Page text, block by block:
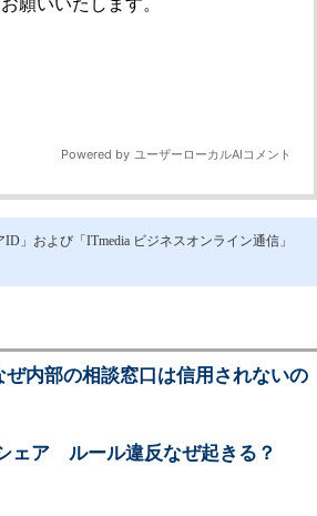
」および「ITmedia ビジネスオンライン通信」
内部の相談窓口は信用されないの
ェア ルール違反なぜ起きる？